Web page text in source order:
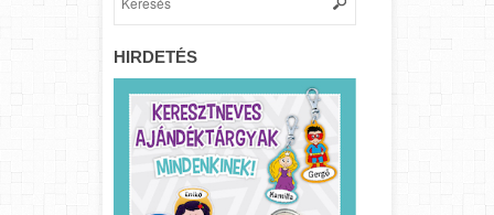
HIRDETÉS